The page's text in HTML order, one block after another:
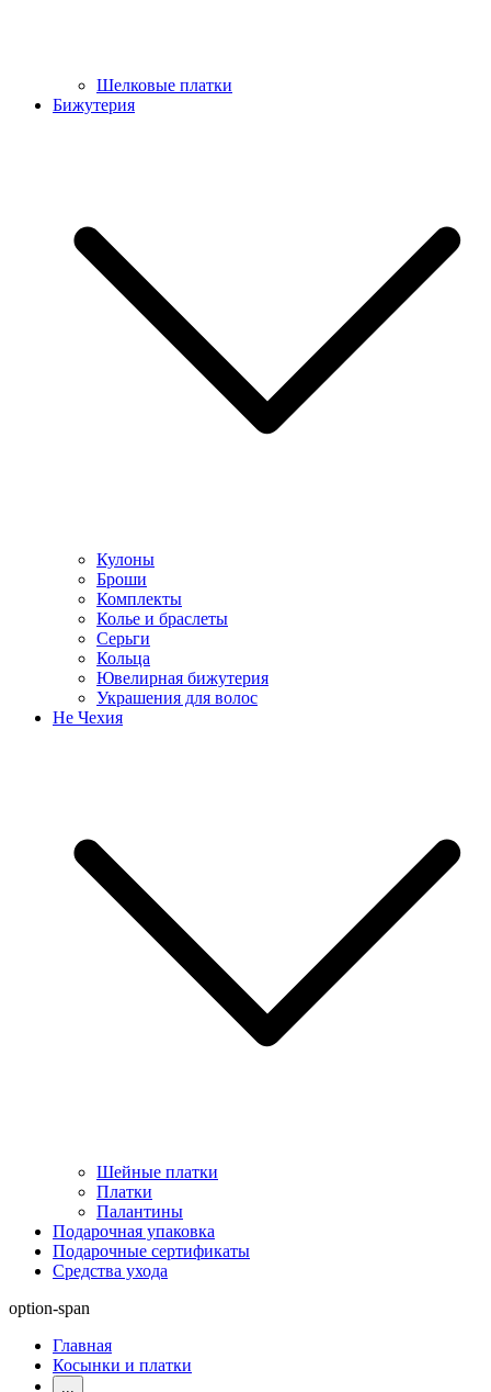
Шелковые платки
Бижутерия
Кулоны
Броши
Комплекты
Колье и браслеты
Серьги
Кольца
Ювелирная бижутерия
Украшения для волос
Не Чехия
Шейные платки
Платки
Палантины
Подарочная упаковка
Подарочные сертификаты
Средства ухода
option-span
Главная
Косынки и платки